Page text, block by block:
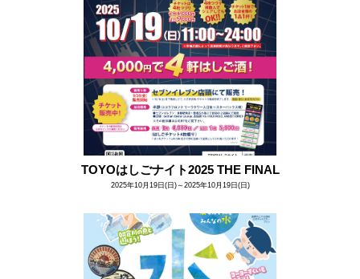
TOYOはしごナイト2025 THE FINAL
2025年10月19日(日)～2025年10月19日(日)